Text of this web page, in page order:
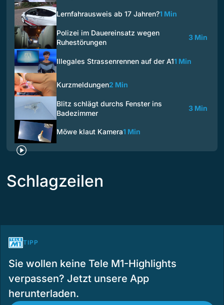
Lernfahrausweis ab 17 Jahren?1 Min
Polizei im Dauereinsatz wegen
Ruhestörungen
3 Min
Illegales Strassenrennen auf der A11 Min
Kurzmeldungen2 Min
Blitz schlägt durchs Fenster ins
Badezimmer
3 Min
Möwe klaut Kamera1 Min
Schlagzeilen
TIPP
Sie wollen keine Tele M1-Highlights
verpassen? Jetzt unsere App
herunterladen.